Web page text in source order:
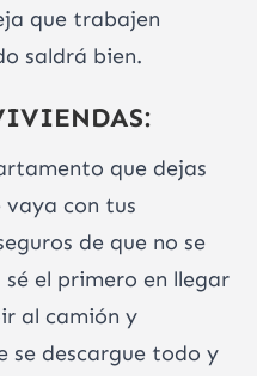
que trabajen
saldrá bien.
que dejas
vaya con tus
de que no se
sé el primero en llegar
al camión y
se descargue todo y